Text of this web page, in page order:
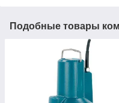
Подобные товары